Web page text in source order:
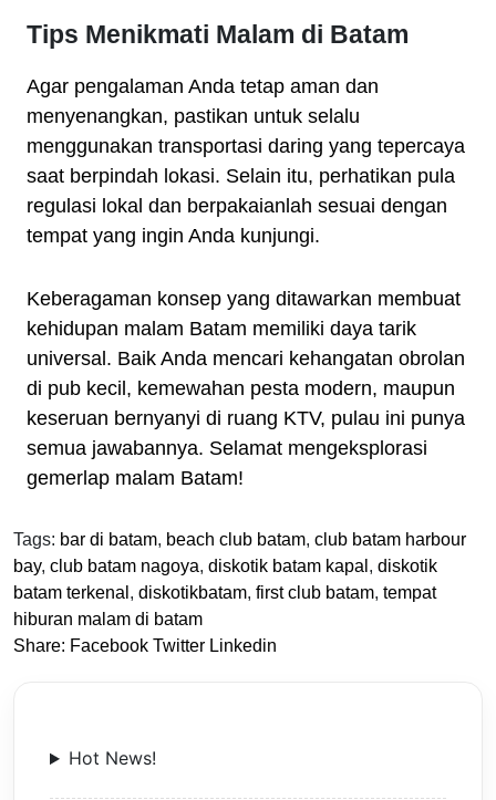
Tips Menikmati Malam di Batam
Agar pengalaman Anda tetap aman dan
menyenangkan, pastikan untuk selalu
menggunakan transportasi daring yang tepercaya
saat berpindah lokasi. Selain itu, perhatikan pula
regulasi lokal dan berpakaianlah sesuai dengan
tempat yang ingin Anda kunjungi.
Keberagaman konsep yang ditawarkan membuat
kehidupan malam Batam memiliki daya tarik
universal. Baik Anda mencari kehangatan obrolan
di pub kecil, kemewahan pesta modern, maupun
keseruan bernyanyi di ruang KTV, pulau ini punya
semua jawabannya. Selamat mengeksplorasi
gemerlap malam Batam!
Tags: bar di batam, beach club batam, club batam harbour
bay, club batam nagoya, diskotik batam kapal , diskotik
batam terkenal , diskotikbatam, first club batam, tempat
hiburan malam di batam
Share: Facebook Twitter Linkedin
Hot News!